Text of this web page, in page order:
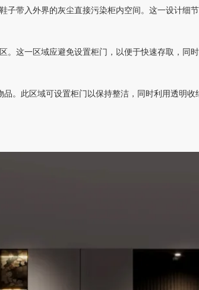
带入外界的灰尘直接污染柜内空间。这一设计细
这一区域应避免设置柜门，以便于快速存取，同时
。此区域可设置柜门以保持整洁，同时利用透明收